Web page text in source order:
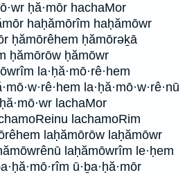
ḥă·mōr hachaMor
haḥămōrîm haḥămōwr
ḥămōrêhem ḥămōrəḵā
ḥămōrōw ḥămōwr
la·ḥă·mō·rê·hem
la·ḥă·mō·w·rê·nū
lachaMor
lachamoRim
laḥămōrōw laḥămōwr
laḥămōwrîm le·ḥem
ū·ḇa·ḥă·mōr